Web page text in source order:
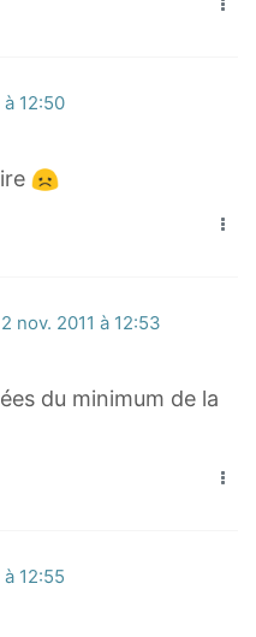
à 12:50
2 nov. 2011 à 12:53
du minimum de la
à 12:55